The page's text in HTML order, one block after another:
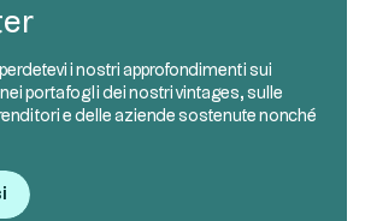
i nostri approfondimenti sui
portafogli dei nostri vintages, sulle
e delle aziende sostenute nonché